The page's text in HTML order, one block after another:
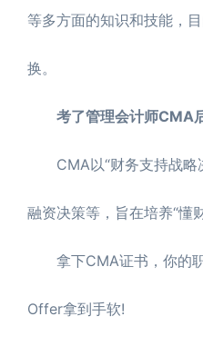
等多方面的知识和技能，
换。
考了管理会计师CMA
CMA以“财务支持战略
融资决策等，旨在培养“懂
拿下CMA证书，你的职
Offer拿到手软!